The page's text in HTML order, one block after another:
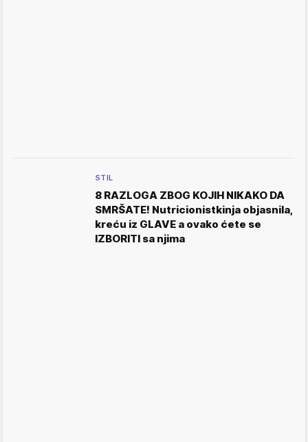
STIL
8 RAZLOGA ZBOG KOJIH NIKAKO DA
SMRŠATE! Nutricionistkinja objasnila,
kreću iz GLAVE a ovako ćete se
IZBORITI sa njima